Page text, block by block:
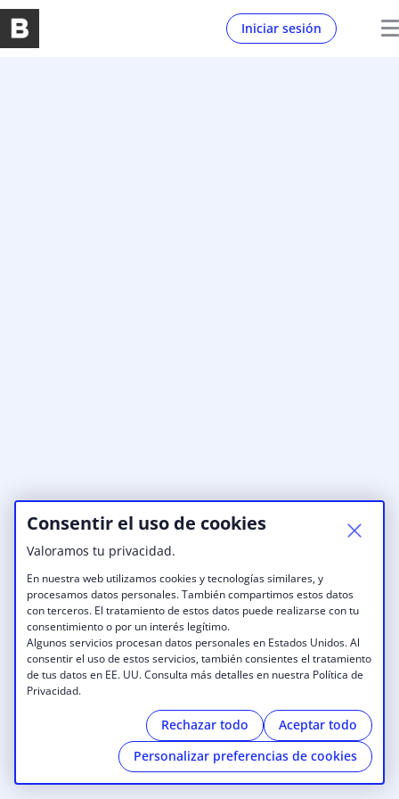
Iniciar sesión
Consentir el uso de cookies
Valoramos tu privacidad.
En nuestra web utilizamos cookies y tecnologías similares, y
procesamos datos personales. También compartimos estos datos
con terceros. El tratamiento de estos datos puede realizarse con tu
consentimiento o por un interés legítimo.
Algunos servicios procesan datos personales en Estados Unidos. Al
consentir el uso de estos servicios, también consientes el tratamiento
de tus datos en EE. UU. Consulta más detalles en nuestra Política de
Privacidad.
Rechazar todo
Aceptar todo
Personalizar preferencias de cookies